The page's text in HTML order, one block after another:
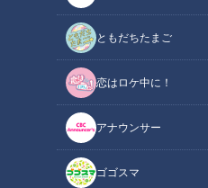
ともだちたまご
恋はロケ中に！
アナウンサー
ゴゴスマ
腰痛の原因はさまざまですが
る場合は早めの受診がおすすめ
椎・脊髄の専門外科医に教えて
この記事を見たあなたへの